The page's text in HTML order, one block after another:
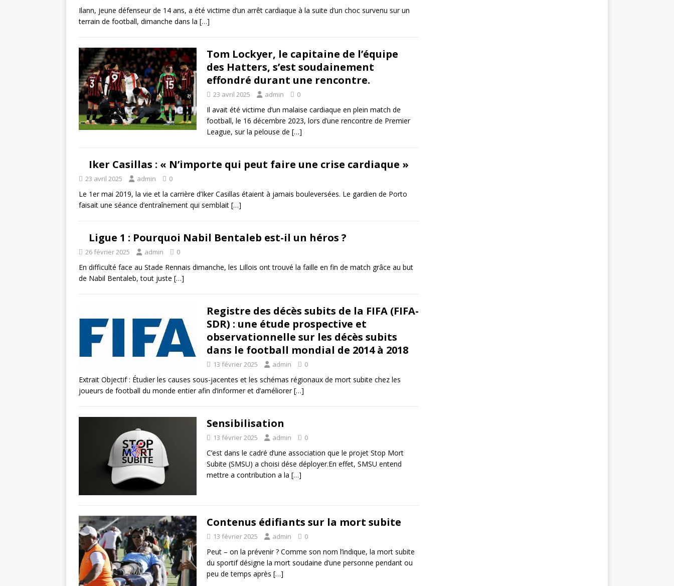
Ilann, jeune défenseur de 14 ans, a été victime d’un arrêt cardiaque à la suite d’un choc survenu sur un
terrain de football, dimanche dans la […]
Tom Lockyer, le capitaine de l’équipe
des Hatters, s’est soudainement
effondré durant une rencontre.
23 avril 2025 admin 0
Il avait été victime d’un malaise cardiaque en plein match de
football, le 16 décembre 2023, lors d’une rencontre de Premier
League, sur la pelouse de […]
Iker Casillas : « N’importe qui peut faire une crise cardiaque »
23 avril 2025 admin 0
Le 1er mai 2019, la vie et la carrière d’Iker Casillas étaient à jamais bouleversées. Le gardien de Porto
faisait une séance d’entraînement qui semblait […]
Ligue 1 : Pourquoi Nabil Bentaleb est-il un héros ?
26 février 2025 admin 0
En difficulté face au Stade Rennais dimanche, les Lillois ont trouvé la faille en fin de match grâce au but
de Nabil Bentaleb, tout juste […]
Registre des décès subits de la FIFA (FIFA-
SDR) : une étude prospective et
observationnelle sur les décès subits
dans le football mondial de 2014 à 2018
13 février 2025 admin 0
Extrait Objectif : Étudier les causes sous-jacentes et les schémas régionaux de mort subite chez les
joueurs de football du monde entier afin d’informer et d’améliorer[…]
Sensibilisation
13 février 2025 admin 0
C’est dans le cadré d’une association que le projet Stop Mort
Subite (SMSU) a choisi dése déployer.En effet, SMSU entend
mettre a contribution a la […]
Contenus édifiants sur la mort subite
13 février 2025 admin 0
Peut – on la prévenir ? Comme son nom l’indique, la mort subite
du sportif désigne la mort soudaine d’une personne pendant ou
peu de temps après […]